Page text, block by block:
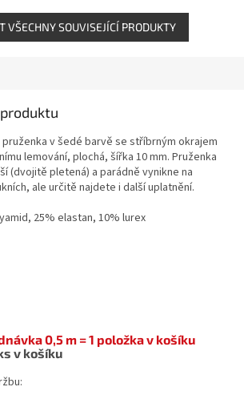
VŠECHNY SOUVISEJÍCÍ PRODUKTY
v šedé barvě se stříbrným okrajem
lemování, plochá, šířka 10 mm. Pruženka
(dvojitě pletená) a parádně vynikne na
ale určitě najdete i další uplatnění.
25% elastan, 10% lurex
0,5 m = 1 položka v košíku
v košíku